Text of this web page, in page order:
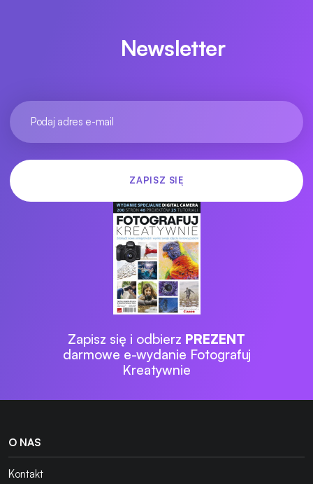
Newsletter
Zapisz się i odbierz PREZENT
darmowe e-wydanie Fotografuj
Kreatywnie
O NAS
Kontakt